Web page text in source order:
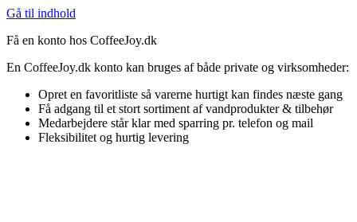
Gå til indhold
Få en konto hos CoffeeJoy.dk
En CoffeeJoy.dk konto kan bruges af både private og virksomheder:
Opret en favoritliste så varerne hurtigt kan findes næste gang
Få adgang til et stort sortiment af vandprodukter & tilbehør
Medarbejdere står klar med sparring pr. telefon og mail
Fleksibilitet og hurtig levering